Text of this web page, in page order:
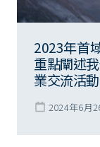
2023年首
重點闡述
業交流活動
2024年6月